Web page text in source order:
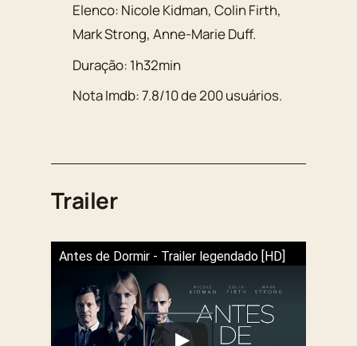
Elenco: Nicole Kidman,Colin Firth,
Mark Strong,Anne-Marie Duff.
Duração: 1h32min
Nota Imdb:7.8/10de200usuários.
Trailer
Antes de Dormir - Trailer legendado [HD]